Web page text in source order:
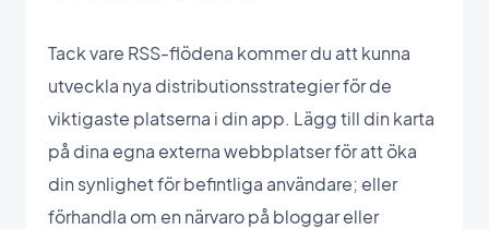
Tack vare RSS-flödena kommer du att kunna
utveckla nya distributionsstrategier för de
viktigaste platserna i din app. Lägg till din karta
på dina egna externa webbplatser för att öka
din synlighet för befintliga användare; eller
förhandla om en närvaro på bloggar eller